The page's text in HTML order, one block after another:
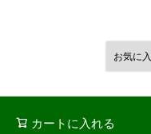
お気に
カートに入れる